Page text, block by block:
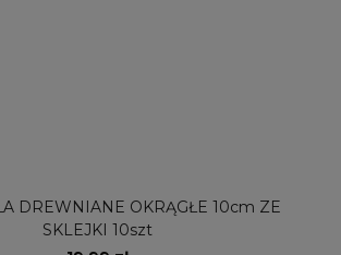
DREWNIANE OKRĄGŁE 10cm ZE
SKLEJKI 10szt